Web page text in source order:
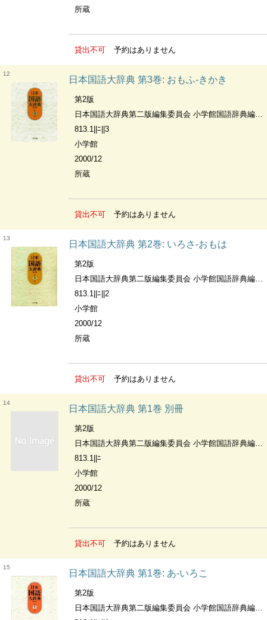
所蔵
貸出不可 予約はありません
12
日本国語大辞典 第3巻: おもふ-きかき
第2版
日本国語大辞典第二版編集委員会 小学館国語辞典編集部編
813.1||ﾆ||3
小学館
2000/12
所蔵
貸出不可 予約はありません
13
日本国語大辞典 第2巻: いろさ-おもは
第2版
日本国語大辞典第二版編集委員会 小学館国語辞典編集部編
813.1||ﾆ||2
小学館
2000/12
所蔵
貸出不可 予約はありません
14
日本国語大辞典 第1巻 別冊
第2版
日本国語大辞典第二版編集委員会 小学館国語辞典編集部編
813.1||ﾆ
小学館
2000/12
所蔵
貸出不可 予約はありません
15
日本国語大辞典 第1巻: あ-いろこ
第2版
日本国語大辞典第二版編集委員会 小学館国語辞典編集部編